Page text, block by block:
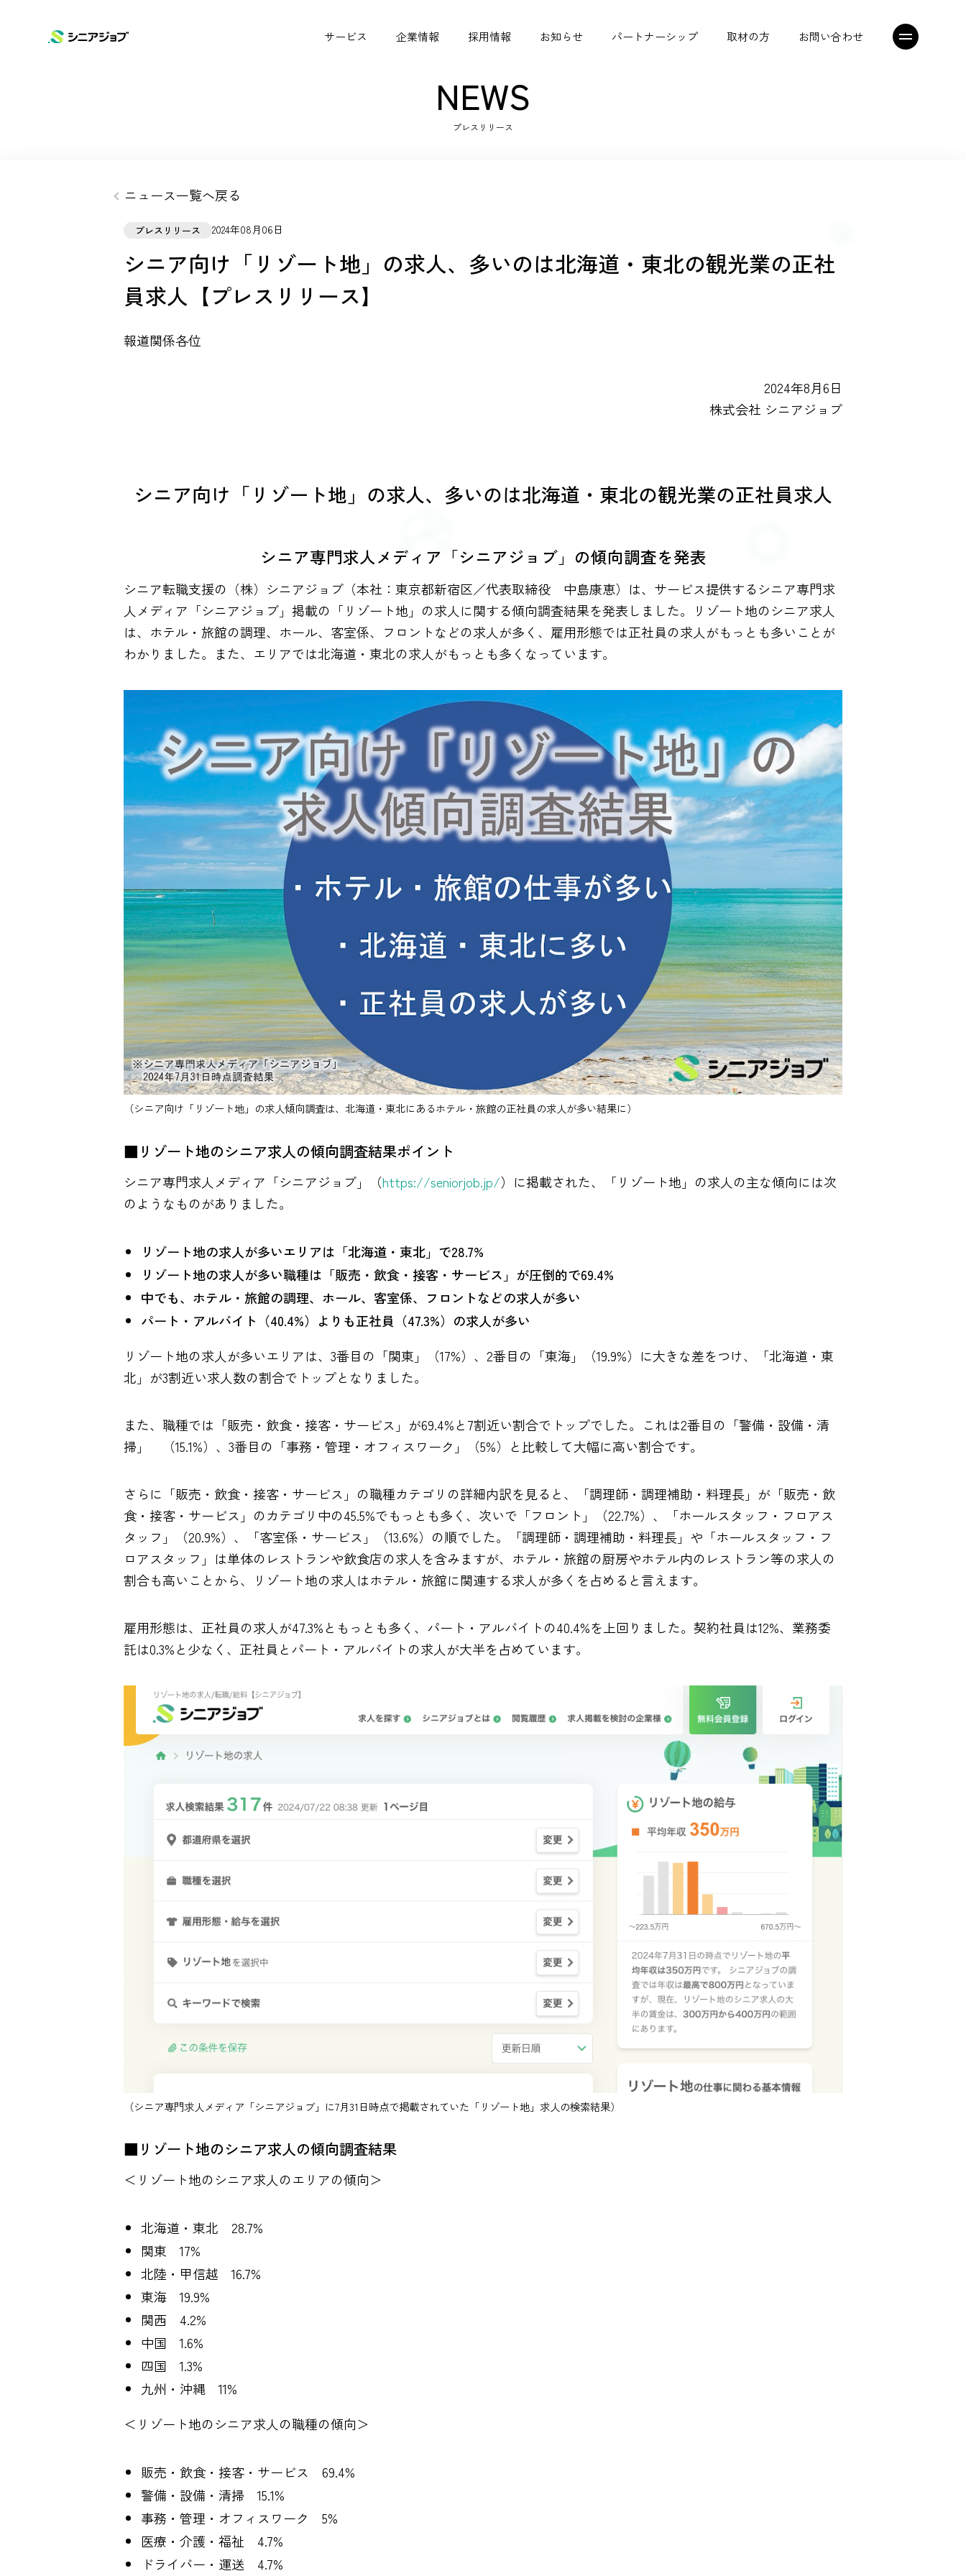
サービス 企業情報 採用情報 お知らせ パートナーシップ 取材の方 お問い合わせ
NEWS
プレスリリース
ニュース一覧へ戻る
プレスリリース 2024年08月06日
シニア向け「リゾート地」の求人、多いのは北海道・東北の観光業の正社
員求人【プレスリリース】
報道関係各位
2024年8月6日
株式会社 シニアジョブ
シニア向け「リゾート地」の求人、多いのは北海道・東北の観光業の正社員求人
シニア専門求人メディア「シニアジョブ」の傾向調査を発表
シニア転職支援の（株）シニアジョブ（本社：東京都新宿区／代表取締役 中島康恵）は、サービス提供するシニア専門求
人メディア「シニアジョブ」掲載の「リゾート地」の求人に関する傾向調査結果を発表しました。リゾート地のシニア求人
は、ホテル・旅館の調理、ホール、客室係、フロントなどの求人が多く、雇用形態では正社員の求人がもっとも多いことが
わかりました。また、エリアでは北海道・東北の求人がもっとも多くなっています。
（シニア向け「リゾート地」の求人傾向調査は、北海道・東北にあるホテル・旅館の正社員の求人が多い結果に）
■リゾート地のシニア求人の傾向調査結果ポイント
シニア専門求人メディア「シニアジョブ」（https://seniorjob.jp/）に掲載された、「リゾート地」の求人の主な傾向には次
のようなものがありました。
リゾート地の求人が多いエリアは「北海道・東北」で28.7%
リゾート地の求人が多い職種は「販売・飲食・接客・サービス」が圧倒的で69.4%
中でも、ホテル・旅館の調理、ホール、客室係、フロントなどの求人が多い
パート・アルバイト（40.4%）よりも正社員（47.3%）の求人が多い
リゾート地の求人が多いエリアは、3番目の「関東」（17%）、2番目の「東海」（19.9%）に大きな差をつけ、「北海道・東
北」が3割近い求人数の割合でトップとなりました。
また、職種では「販売・飲食・接客・サービス」が69.4%と7割近い割合でトップでした。これは2番目の「警備・設備・清
掃」 （15.1%）、3番目の「事務・管理・オフィスワーク」（5%）と比較して大幅に高い割合です。
さらに「販売・飲食・接客・サービス」の職種カテゴリの詳細内訳を見ると、「調理師・調理補助・料理長」が「販売・飲
食・接客・サービス」のカテゴリ中の45.5%でもっとも多く、次いで「フロント」（22.7%）、「ホールスタッフ・フロアス
タッフ」（20.9%）、「客室係・サービス」（13.6%）の順でした。「調理師・調理補助・料理長」や「ホールスタッフ・フ
ロアスタッフ」は単体のレストランや飲食店の求人を含みますが、ホテル・旅館の厨房やホテル内のレストラン等の求人の
割合も高いことから、リゾート地の求人はホテル・旅館に関連する求人が多くを占めると言えます。
雇用形態は、正社員の求人が47.3%ともっとも多く、パート・アルバイトの40.4%を上回りました。契約社員は12%、業務委
託は0.3%と少なく、正社員とパート・アルバイトの求人が大半を占めています。
（シニア専門求人メディア「シニアジョブ」に7月31日時点で掲載されていた「リゾート地」求人の検索結果）
■リゾート地のシニア求人の傾向調査結果
＜リゾート地のシニア求人のエリアの傾向＞
北海道・東北 28.7%
関東 17%
北陸・甲信越 16.7%
東海 19.9%
関西 4.2%
中国 1.6%
四国 1.3%
九州・沖縄 11%
＜リゾート地のシニア求人の職種の傾向＞
販売・飲食・接客・サービス 69.4%
警備・設備・清掃 15.1%
事務・管理・オフィスワーク 5%
医療・介護・福祉 4.7%
ドライバー・運送 4.7%